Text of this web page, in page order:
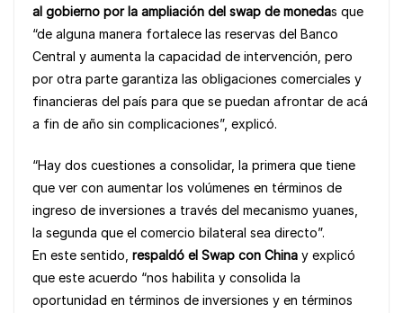
al gobierno por la ampliación del swap de monedas que
“de alguna manera fortalece las reservas del Banco
Central y aumenta la capacidad de intervención, pero
por otra parte garantiza las obligaciones comerciales y
financieras del país para que se puedan afrontar de acá
a fin de año sin complicaciones”, explicó.
“Hay dos cuestiones a consolidar, la primera que tiene
que ver con aumentar los volúmenes en términos de
ingreso de inversiones a través del mecanismo yuanes,
la segunda que el comercio bilateral sea directo”.
En este sentido, respaldó el Swap con China y explicó
que este acuerdo “nos habilita y consolida la
oportunidad en términos de inversiones y en términos